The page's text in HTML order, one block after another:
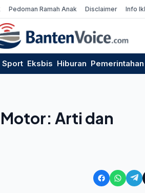
Pedoman Ramah Anak Disclaimer Info
Sport Eksbis Hiburan Pemerintahan
Arti dan